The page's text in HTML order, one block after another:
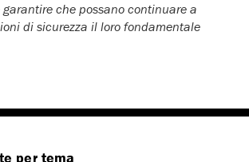
che possano continuare a
di sicurezza il loro fondamentale
per tema